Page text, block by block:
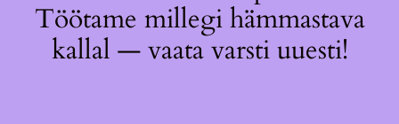
Töötame millegi hämmastava
kallal — vaata varsti uuesti!